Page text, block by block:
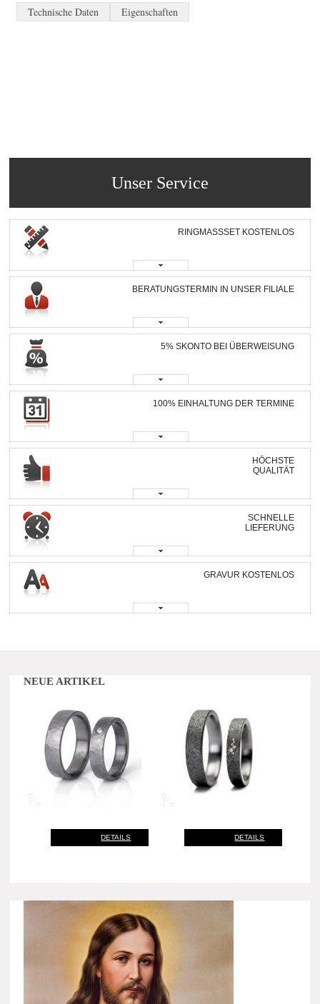
Technische Daten Eigenschaften
Unser Service
RINGMASSSET KOSTENLOS
BERATUNGSTERMIN IN UNSER FILIALE
5% SKONTO BEI ÜBERWEISUNG
100% EINHALTUNG DER TERMINE
HÖCHSTE
QUALITÄT
SCHNELLE
LIEFERUNG
GRAVUR KOSTENLOS
NEUE ARTIKEL
DETAILS DETAILS